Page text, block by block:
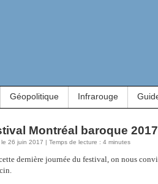
Géopolitique Infrarouge
Montréal baroque
26 juin 2017 | Temps de lecture : 4 minutes
dernière journée du festival, on nous